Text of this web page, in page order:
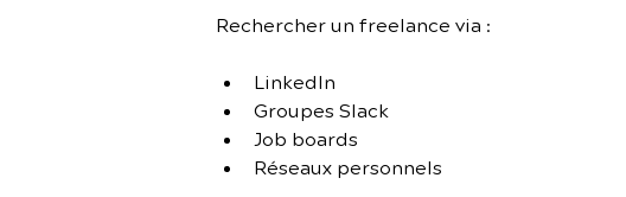
Rechercher un freelance via :
LinkedIn
Groupes Slack
Job boards
Réseaux personnels